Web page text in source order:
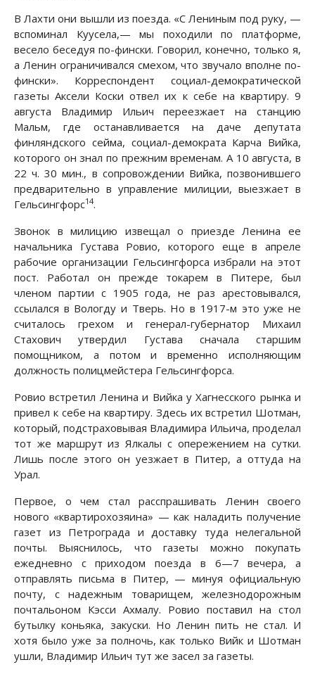
В Лахти они вышли из поезда. «С Лениным под руку, —
вспоминал Куусела,— мы походили по платформе,
весело беседуя по-фински. Говорил, конечно, только я,
а Ленин ограничивался смехом, что звучало вполне по-
фински». Корреспондент социал-демократической
газеты Аксели Коски отвел их к себе на квартиру. 9
августа Владимир Ильич переезжает на станцию
Мальм, где останавливается на даче депутата
финляндского сейма, социал-демократа Карча Вийка,
которого он знал по прежним временам. А 10 августа, в
22 ч. 30 мин., в сопровождении Вийка, позвонившего
предварительно в управление милиции, выезжает в
Гельсингфорс14.
Звонок в милицию извещал о приезде Ленина ее
начальника Густава Ровио, которого еще в апреле
рабочие организации Гельсингфорса избрали на этот
пост. Работал он прежде токарем в Питере, был
членом партии с 1905 года, не раз арестовывался,
ссылался в Вологду и Тверь. Но в 1917-м это уже не
считалось грехом и генерал-губернатор Михаил
Стахович утвердил Густава сначала старшим
помощником, а потом и временно исполняющим
должность полицмейстера Гельсингфорса.
Ровио встретил Ленина и Вийка у Хагнесского рынка и
привел к себе на квартиру. Здесь их встретил Шотман,
который, подстраховывая Владимира Ильича, проделал
тот же маршрут из Ялкалы с опережением на сутки.
Лишь после этого он уезжает в Питер, а оттуда на
Урал.
Первое, о чем стал расспрашивать Ленин своего
нового «квартирохозяина» — как наладить получение
газет из Петрограда и доставку туда нелегальной
почты. Выяснилось, что газеты можно покупать
ежедневно с приходом поезда в 6—7 вечера, а
отправлять письма в Питер, — минуя официальную
почту, с надежным товарищем, железнодорожным
почтальоном Кэсси Ахмалу. Ровио поставил на стол
бутылку коньяка, закуски. Но Ленин пить не стал. И
хотя было уже за полночь, как только Вийк и Шотман
ушли, Владимир Ильич тут же засел за газеты.